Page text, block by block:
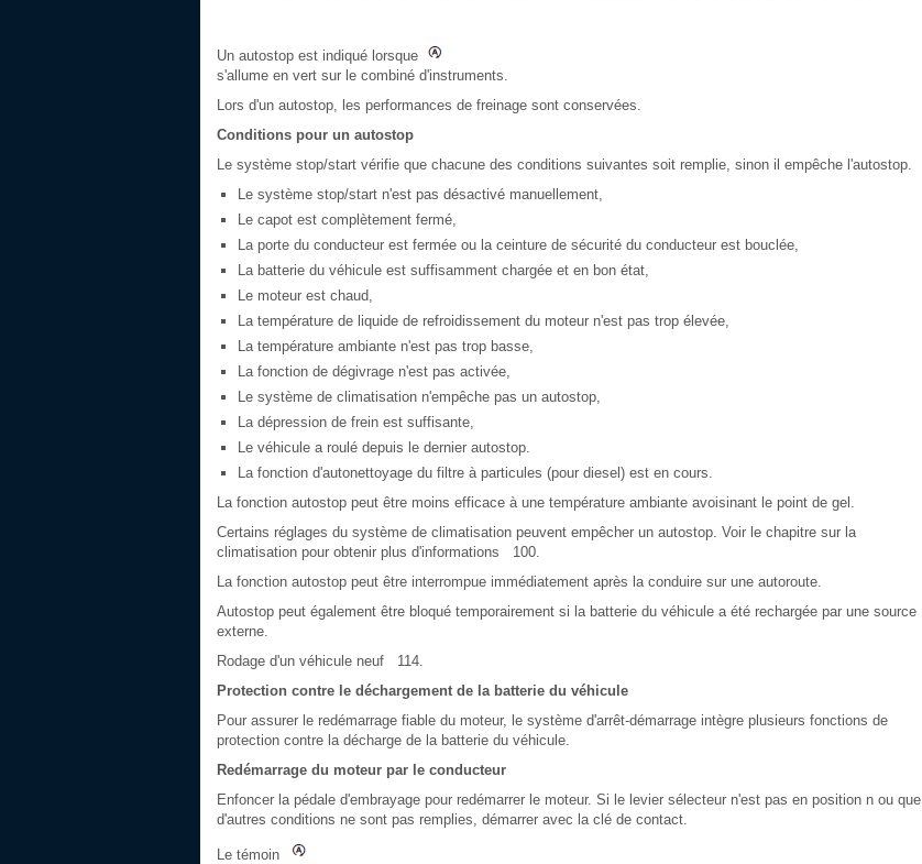
Un autostop est indiqué lorsque
s'allume en vert sur le combiné d'instruments.
Lors d'un autostop, les performances de freinage sont conservées.
Conditions pour un autostop
Le système stop/start vérifie que chacune des conditions suivantes soit remplie, sinon il empêche l'autostop.
Le système stop/start n'est pas désactivé manuellement,
Le capot est complètement fermé,
La porte du conducteur est fermée ou la ceinture de sécurité du conducteur est bouclée,
La batterie du véhicule est suffisamment chargée et en bon état,
Le moteur est chaud,
La température de liquide de refroidissement du moteur n'est pas trop élevée,
La température ambiante n'est pas trop basse,
La fonction de dégivrage n'est pas activée,
Le système de climatisation n'empêche pas un autostop,
La dépression de frein est suffisante,
Le véhicule a roulé depuis le dernier autostop.
La fonction d'autonettoyage du filtre à particules (pour diesel) est en cours.
La fonction autostop peut être moins efficace à une température ambiante avoisinant le point de gel.
Certains réglages du système de climatisation peuvent empêcher un autostop. Voir le chapitre sur la
climatisation pour obtenir plus d'informations 100.
La fonction autostop peut être interrompue immédiatement après la conduire sur une autoroute.
Autostop peut également être bloqué temporairement si la batterie du véhicule a été rechargée par une source
externe.
Rodage d'un véhicule neuf 114.
Protection contre le déchargement de la batterie du véhicule
Pour assurer le redémarrage fiable du moteur, le système d'arrêt-démarrage intègre plusieurs fonctions de
protection contre la décharge de la batterie du véhicule.
Redémarrage du moteur par le conducteur
Enfoncer la pédale d'embrayage pour redémarrer le moteur. Si le levier sélecteur n'est pas en position n ou que
d'autres conditions ne sont pas remplies, démarrer avec la clé de contact.
Le témoin